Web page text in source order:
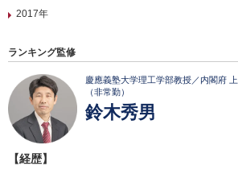
2017年
ランキング監修
慶應義塾大学理工学部教授／内閣府
（非常勤）
鈴木秀男
【経歴】